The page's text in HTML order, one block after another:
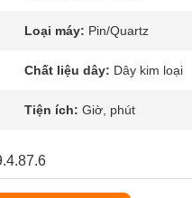
Loại máy: Pin/Quartz
Chất liệu dây: Dây kim loại
Tiện ích: Giờ, phút